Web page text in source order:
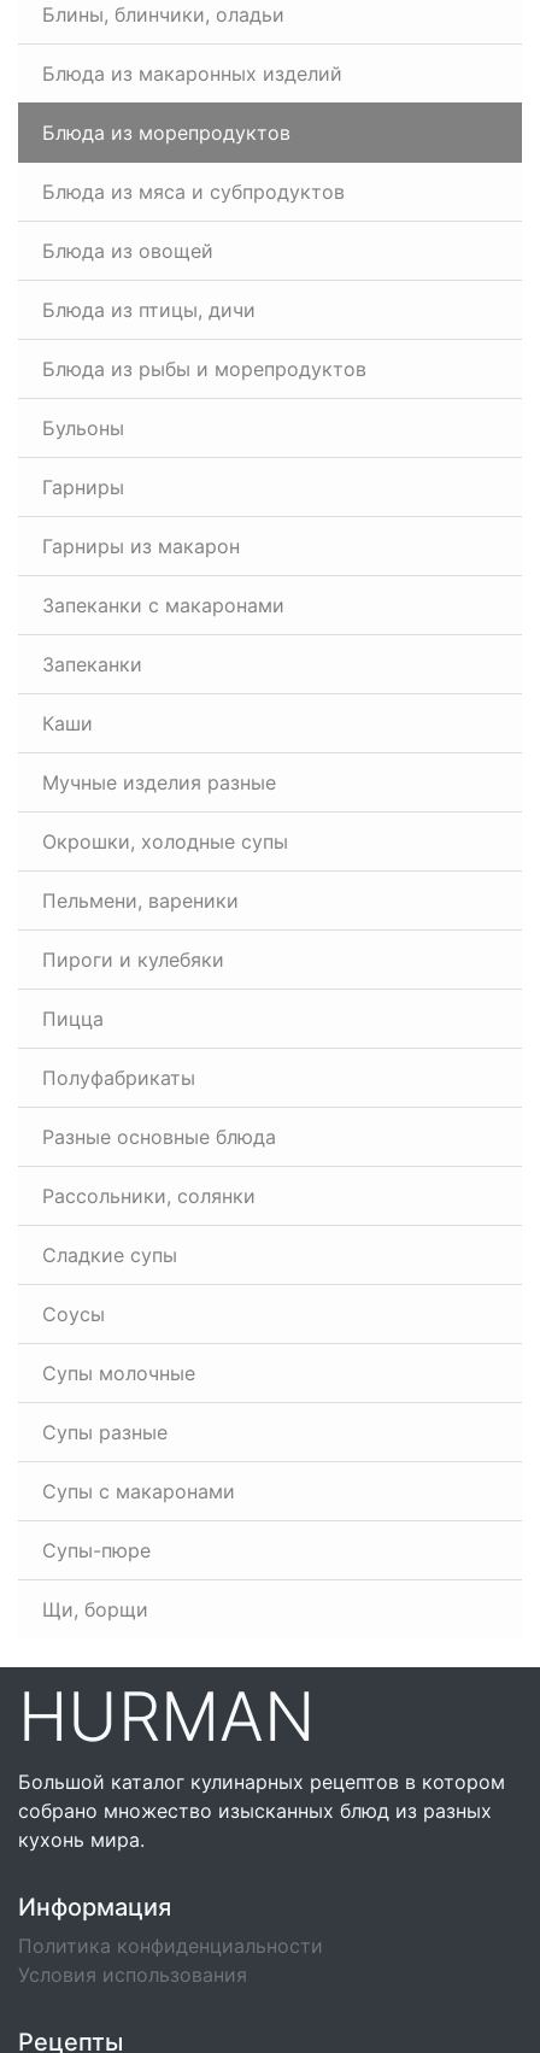
Блины, блинчики, оладьи
Блюда из макаронных изделий
Блюда из морепродуктов
Блюда из мяса и субпродуктов
Блюда из овощей
Блюда из птицы, дичи
Блюда из рыбы и морепродуктов
Бульоны
Гарниры
Гарниры из макарон
Запеканки с макаронами
Запеканки
Каши
Мучные изделия разные
Окрошки, холодные супы
Пельмени, вареники
Пироги и кулебяки
Пицца
Полуфабрикаты
Разные основные блюда
Рассольники, солянки
Сладкие супы
Соусы
Супы молочные
Супы разные
Супы с макаронами
Супы-пюре
Щи, борщи
HURMAN
Большой каталог кулинарных рецептов в котором
собрано множество изысканных блюд из разных
кухонь мира.
Информация
Политика конфиденциальности
Условия использования
Рецепты